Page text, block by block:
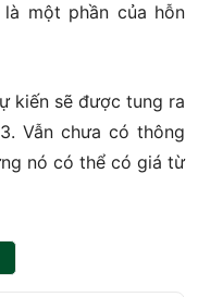
một phần của hỗn
kiến ​​sẽ được tung ra
Vẫn chưa có thông
nó có thể có giá từ